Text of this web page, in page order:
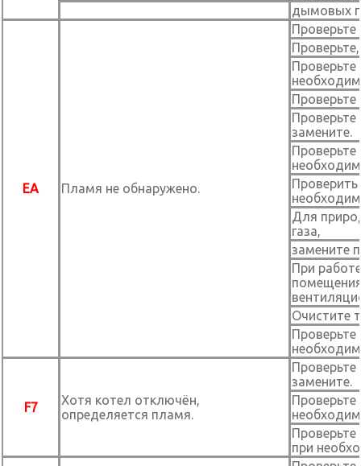
дымовых
EA Пламя не обнаружено.
Проверьте
Проверьте
замените.
Проверить
Для
газа,
замените
При
Очистите
Проверьте
F7
Хотя котел отключён,
определяется пламя.
Проверьте
замените.
при